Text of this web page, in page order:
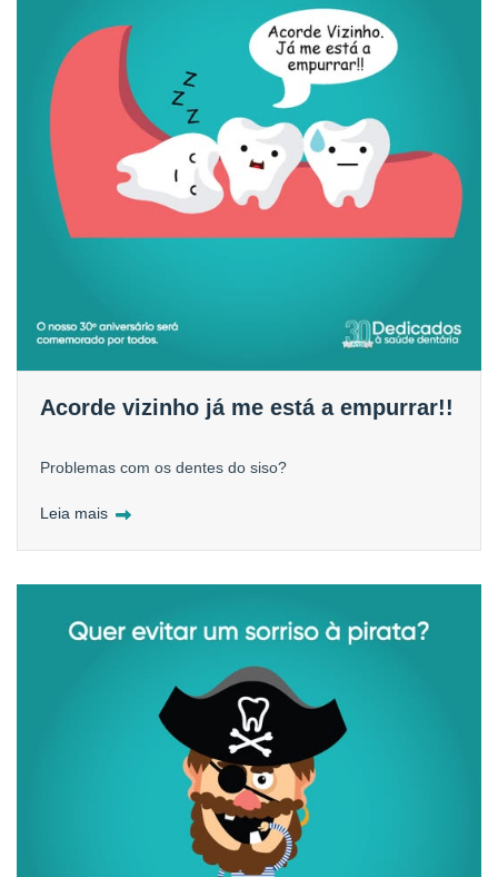
Acorde vizinho já me está a empurrar!!
Problemas com os dentes do siso?
Leia mais